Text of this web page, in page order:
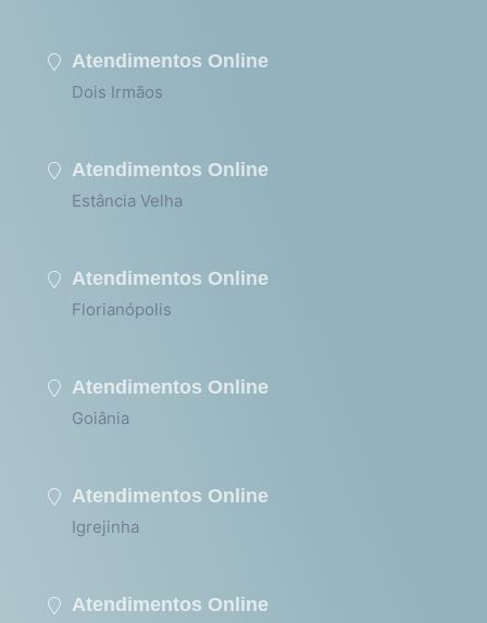
Atendimentos Online
Dois Irmãos
Atendimentos Online
Estância Velha
Atendimentos Online
Florianópolis
Atendimentos Online
Goiânia
Atendimentos Online
Igrejinha
Atendimentos Online